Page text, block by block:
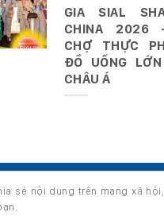
GIA SIAL
CHINA 2026
CHỢ THỰC
ĐỒ UỐNG
CHÂU Á
sẻ nội dung trên mạng xã